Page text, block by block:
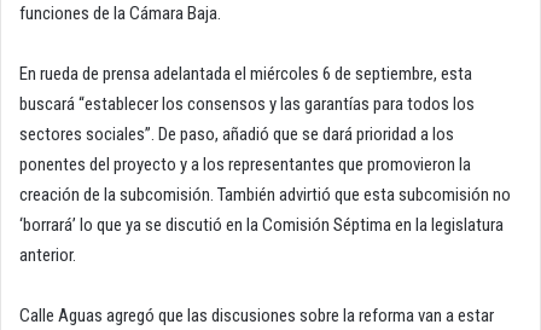
funciones de la Cámara Baja.
En rueda de prensa adelantada el miércoles 6 de septiembre, esta
buscará “establecer los consensos y las garantías para todos los
sectores sociales”. De paso, añadió que se dará prioridad a los
ponentes del proyecto y a los representantes que promovieron la
creación de la subcomisión. También advirtió que esta subcomisión no
‘borrará’ lo que ya se discutió en la Comisión Séptima en la legislatura
anterior.
Calle Aguas agregó que las discusiones sobre la reforma van a estar